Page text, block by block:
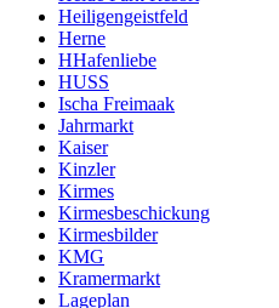
Heiligengeistfeld
Herne
HHafenliebe
HUSS
Ischa Freimaak
Jahrmarkt
Kaiser
Kinzler
Kirmes
Kirmesbeschickung
Kirmesbilder
KMG
Kramermarkt
Lageplan